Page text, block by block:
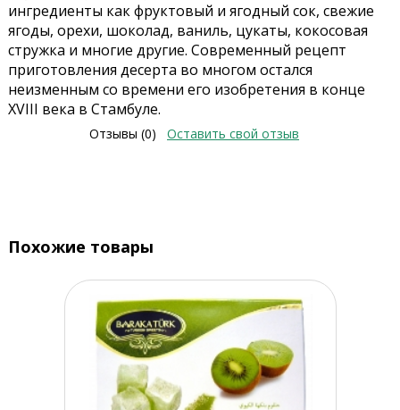
ингредиенты как фруктовый и ягодный сок, свежие
ягоды, орехи, шоколад, ваниль, цукаты, кокосовая
стружка и многие другие. Современный рецепт
приготовления десерта во многом остался
неизменным со времени его изобретения в конце
XVIII века в Стамбуле.
Отзывы (0) Оставить свой отзыв
Похожие товары